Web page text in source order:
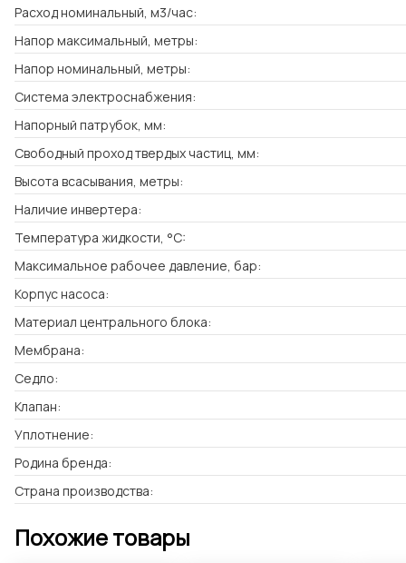
Расход номинальный, м3/час:
Напор максимальный, метры:
Напор номинальный, метры:
Система электроснабжения:
Напорный патрубок, мм:
Свободный проход твердых частиц, мм:
Высота всасывания, метры:
Наличие инвертера:
Температура жидкости, °C:
Максимальное рабочее давление, бар:
Корпус насоса:
Материал центрального блока:
Мембрана:
Седло:
Клапан:
Уплотнение:
Родина бренда:
Страна производства:
Похожие товары